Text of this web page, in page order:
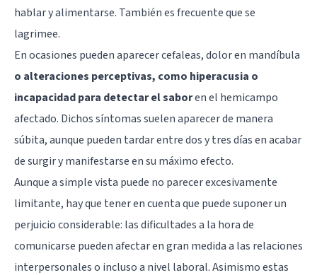
hablar y alimentarse. También es frecuente que se
lagrimee.
En ocasiones pueden aparecercefaleas, dolor en mandíbula
o alteraciones perceptivas, como hiperacusia o
incapacidad para detectar el saboren el hemicampo
afectado. Dichos síntomas suelen aparecer de manera
súbita, aunque pueden tardar entre dos y tres días en acabar
de surgir y manifestarse en su máximo efecto.
Aunque a simple vista puede no parecer excesivamente
limitante, hay que tener en cuenta que puede suponer un
perjuicio considerable: las dificultades a la hora de
comunicarse pueden afectar en gran medida a las relaciones
interpersonales o incluso a nivel laboral. Asimismo estas